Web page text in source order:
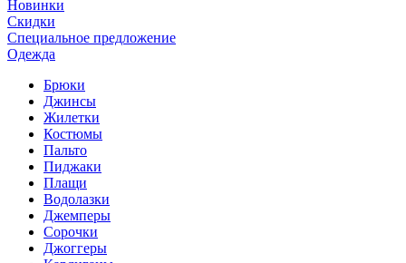
Новинки
Скидки
Специальное предложение
Одежда
Брюки
Джинсы
Жилетки
Костюмы
Пальто
Пиджаки
Плащи
Водолазки
Джемперы
Сорочки
Джоггеры